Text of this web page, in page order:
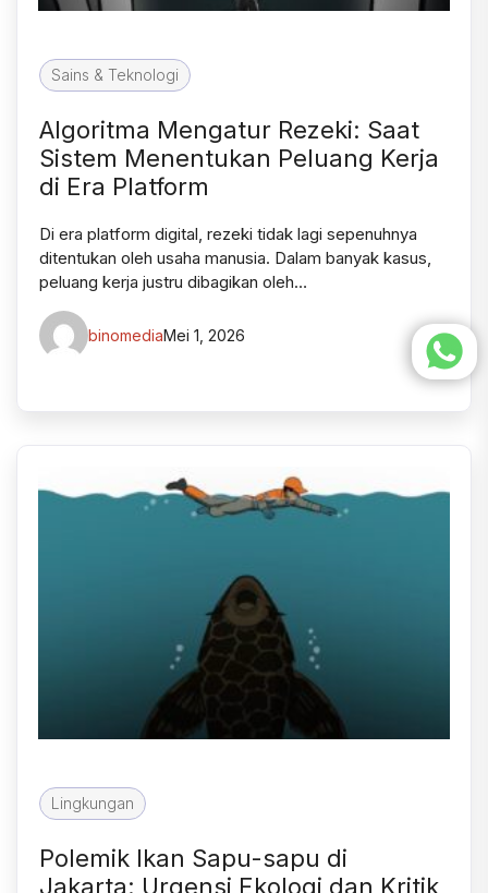
Sains & Teknologi
Algoritma Mengatur Rezeki: Saat
Sistem Menentukan Peluang Kerja
di Era Platform
Di era platform digital, rezeki tidak lagi sepenuhnya
ditentukan oleh usaha manusia. Dalam banyak kasus,
peluang kerja justru dibagikan oleh…
binomediaMei 1, 2026
Lingkungan
Polemik Ikan Sapu-sapu di
Jakarta: Urgensi Ekologi dan Kritik